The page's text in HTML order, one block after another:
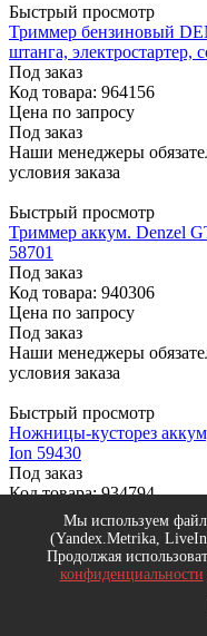
Быстрый просмотр
Триммер бензиновый
штанга, электростартер,
Под заказ
Код товара: 964156
Цена по запросу
Под заказ
Наши менеджеры
условия заказа
Быстрый просмотр
Триммер аккум. Denzel
58701
Под заказ
Код товара: 940306
Цена по запросу
Под заказ
Наши менеджеры
условия заказа
Быстрый просмотр
Ножницы-кусторез
Ion 59430
Под заказ
Код товара: 934794
Цена по запросу
Под заказ
Наши менеджеры
условия заказа
Мы используем
(Yandex.Metrika,
Продолжая
конфиденциальности